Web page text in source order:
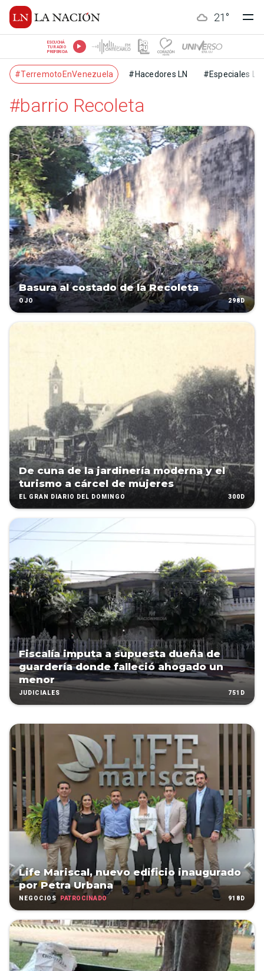
21 °
ESCUCHÁ
TU RADIO
PREFERIDA
#TerremotoEnVenezuela #Hacedores LN #Especiales LN
#barrio Recoleta
Basura al costado de la Recoleta
OJO 298D
De cuna de la jardinería moderna y el
turismo a cárcel de mujeres
EL GRAN DIARIO DEL DOMINGO 300D
Fiscalía imputa a supuesta dueña de
guardería donde falleció ahogado un
menor
JUDICIALES 751D
Life Mariscal, nuevo edificio inaugurado
por Petra Urbana
NEGOCIOS PATROCINADO 918D